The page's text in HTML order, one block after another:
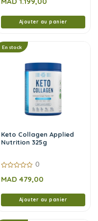
sur
Ajouter au panier
En stock
Keto Collagen Applied
Nutrition 325g
sur
0
MAD 479,00
Ajouter au panier